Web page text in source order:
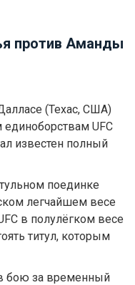
против Аманды
(Техас, США)
UFC
известен полный
поединке
легчайшем весе
в полулёгком весе
титул, которым
бою за временный